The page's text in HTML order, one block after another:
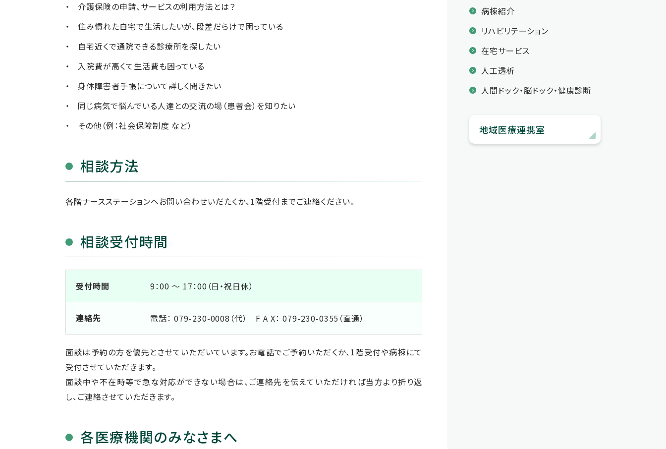
介護保険の申請、サービスの利用方法とは？
住み慣れた自宅で生活したいが、段差だらけで困っている
自宅近くで通院できる診療所を探したい
入院費が高くて生活費も困っている
身体障害者手帳について詳しく聞きたい
同じ病気で悩んでいる人達との交流の場（患者会）を知りたい
その他（例：社会保障制度 など）
相談方法
各階ナースステーションへお問い合わせいだたくか、1階受付までご連絡ください。
相談受付時間
受付時間 9：00 ～ 17：00（日・祝日休）
連絡先 電話： 079-230-0008（代） F A X： 079-230-0355（直通）
面談は予約の方を優先とさせていただいています。お電話でご予約いただくか、1階受付や病棟にて
受付させていただきます。
面談中や不在時等で急な対応ができない場合は、ご連絡先を伝えていただければ当方より折り返
し、ご連絡させていただきます。
各医療機関のみなさまへ
病棟紹介
リハビリテーション
在宅サービス
人工透析
人間ドック・脳ドック・健康診断
地域医療連携室